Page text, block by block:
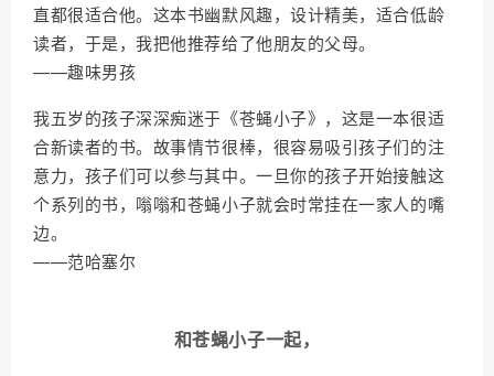
直都很适合他。这本书幽默风趣，设计精美，适合低龄
读者，于是，我把他推荐给了他朋友的父母。
——趣味男孩
我五岁的孩子深深痴迷于《苍蝇小子》，这是一本很适
合新读者的书。故事情节很棒，很容易吸引孩子们的注
意力，孩子们可以参与其中。一旦你的孩子开始接触这
个系列的书，嗡嗡和苍蝇小子就会时常挂在一家人的嘴
边。
——范哈塞尔
和苍蝇小子一起，